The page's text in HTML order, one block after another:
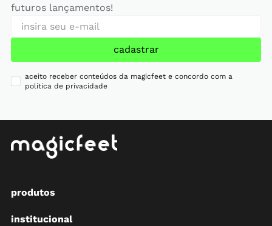
futuros lançamentos!
cadastrar
aceito receber conteúdos da magicfeet e concordo com a
política de privacidade
produtos
institucional